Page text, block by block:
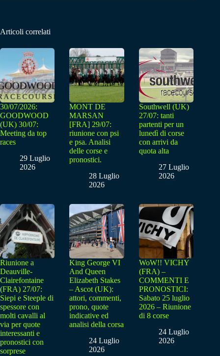
Articoli correlati
30/07/2026:
GOODWOOD
(UK) 30/07:
Meeting da top
races
29 Luglio
2026
MONT DE
MARSAN
[FRA] 29/07:
riunione con psi
e psa. Analisi
delle corse e
pronostici.
28 Luglio
2026
Southwell (UK)
27/07: tanti
partenti per un
lunedì di corse
con arrivi da
quota alta
27 Luglio
2026
Riunione a
Deauville-
Clairefontaine
(FRA) 27/07:
Siepi e Steeple di
spessore con
molti cavalli al
via per quote
interessanti e
pronostici con
sorprese
King George VI
And Queen
Elizabeth Stakes
– Ascot (UK):
attori, commenti,
prono, quote
indicative ed
analisi della corsa
24 Luglio
2026
WoW!! VICHY
(FRA) –
COMMENTI E
PRONOSTICI:
Sabato 25 luglio
2026 – Riunione
di 8 corse
24 Luglio
2026